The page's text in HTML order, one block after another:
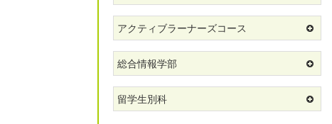
アクティブラーナーズコース
総合情報学部
留学生別科